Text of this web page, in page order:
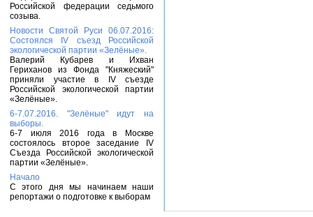
Российской федерации седьмого
созыва.
Новости Святой Руси 06.07.2016:
Состоялся IV съезд Российской
экологической партии «Зелёные».
Валерий Кубарев и Ихван
Гериханов из Фонда "Княжеский"
приняли участие в IV съезде
Российской экологической партии
«Зелёные».
6-7.07.2016. "Зелёные" идут на
выборы.
6-7 июля 2016 года в Москве
состоялось второе заседание IV
Съезда Российской экологической
партии «Зелёные».
Начало
С этого дня мы начинаем наши
репортажи о подготовке к выборам